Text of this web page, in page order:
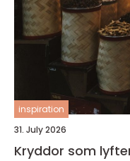
inspiration
31. July 2026
Kryddor som